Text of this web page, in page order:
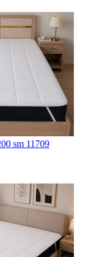
sm 11709